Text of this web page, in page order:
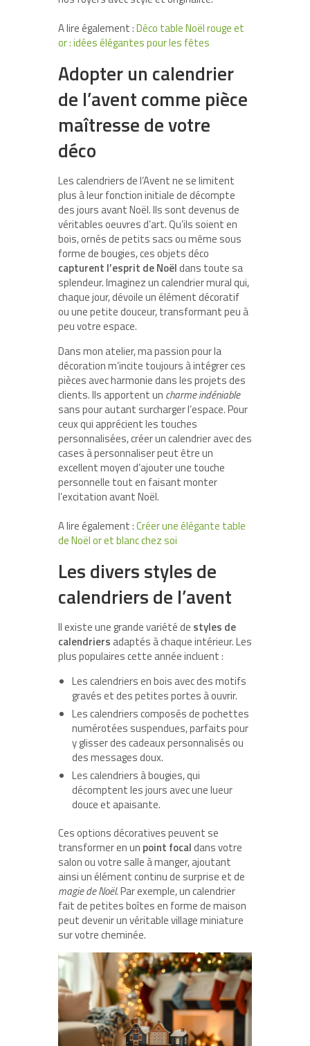
A lire également :Déco table Noël rouge et
or : idées élégantes pour les fêtes
Adopter un calendrier
de l’avent comme pièce
maîtresse de votre
déco
Les calendriers de l’Avent ne se limitent
plus à leur fonction initiale de décompte
des jours avant Noël. Ils sont devenus de
véritables oeuvres d’art. Qu’ils soient en
bois, ornés de petits sacs ou même sous
forme de bougies, ces objets déco
capturent l’esprit de Noëldans toute sa
splendeur. Imaginez un calendrier mural qui,
chaque jour, dévoile un élément décoratif
ou une petite douceur, transformant peu à
peu votre espace.
Dans mon atelier, ma passion pour la
décoration m’incite toujours à intégrer ces
pièces avec harmonie dans les projets des
clients. Ils apportent un charme indéniable
sans pour autant surcharger l’espace. Pour
ceux qui apprécient les touches
personnalisées, créer un calendrier avec des
cases à personnaliser peut être un
excellent moyen d’ajouter une touche
personnelle tout en faisant monter
l’excitation avant Noël.
A lire également :Créer une élégante table
de Noël or et blanc chez soi
Les divers styles de
calendriers de l’avent
Il existe une grande variété de styles de
calendriers adaptés à chaque intérieur. Les
plus populaires cette année incluent :
Les calendriers en bois avec des motifs
gravés et des petites portes à ouvrir.
Les calendriers composés de pochettes
numérotées suspendues, parfaits pour
y glisser des cadeaux personnalisés ou
des messages doux.
Les calendriers à bougies, qui
décomptent les jours avec une lueur
douce et apaisante.
Ces options décoratives peuvent se
transformer en un point focaldans votre
salon ou votre salle à manger, ajoutant
ainsi un élément continu de surprise et de
magie de Noël. Par exemple, un calendrier
fait de petites boîtes en forme de maison
peut devenir un véritable village miniature
sur votre cheminée.